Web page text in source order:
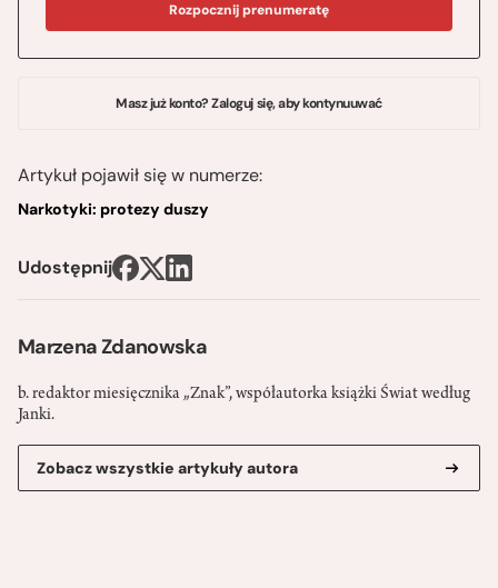
Marzena Zdanowska
b. redaktor miesięcznika „Znak”, współautorka książki Świat według
Janki.
Zobacz wszystkie artykuły autora
Rozpocznij prenumeratę
Masz już konto? Zaloguj się, aby kontynuuwać
Artykuł pojawił się w numerze:
Narkotyki: protezy duszy
Udostępnij